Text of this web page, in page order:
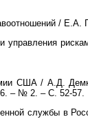
/
управления
США / А.Д.
– № 2. – С. 52-57.
службы в